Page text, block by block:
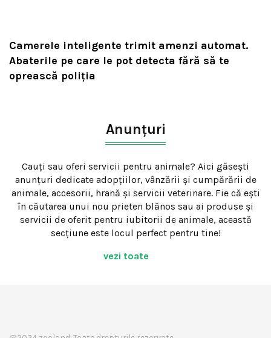
Camerele inteligente trimit amenzi automat.
Abaterile pe care le pot detecta fără să te
oprească poliția
Anunțuri
Cauți sau oferi servicii pentru animale? Aici găsești
anunțuri dedicate adopțiilor, vânzării și cumpărării de
animale, accesorii, hrană și servicii veterinare. Fie că ești
în căutarea unui nou prieten blănos sau ai produse și
servicii de oferit pentru iubitorii de animale, această
secțiune este locul perfect pentru tine!
vezi toate